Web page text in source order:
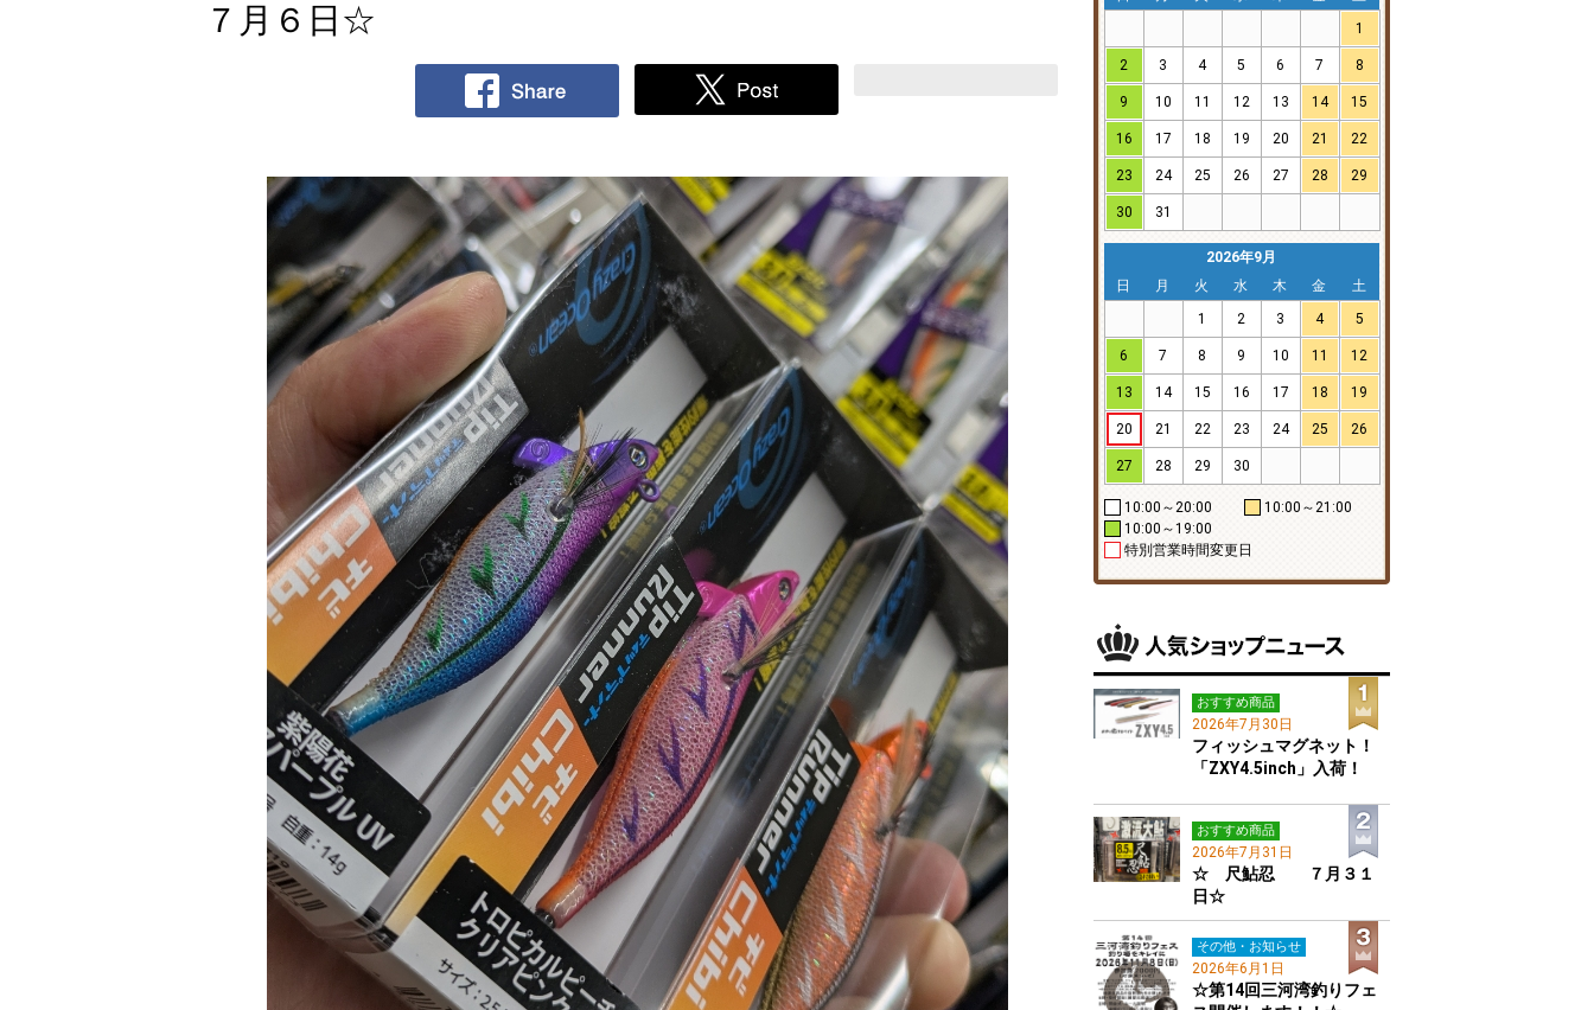
７月６日☆
1
2 3 4 5 6 7 8
9 10 11 12 13 14 15
16 17 18 19 20 21 22
23 24 25 26 27 28 29
30 31
2026年9月
日
月 火 水 木 金
土
1
2 3 4 5
6 7 8 9 10 11 12
13 14 15 16 17 18 19
20 21 22 23 24 25 26
27 28 29 30
10:00～20:00
10:00～21:00
10:00～19:00
特別営業時間変更日
おすすめ商品
2026年7月30日
フィッシュマグネット！
「ZXY4.5inch」入荷！
おすすめ商品
2026年7月31日
☆ 尺鮎忍 ７月３１
日☆
その他・お知らせ
2026年6月1日
☆第14回三河湾釣りフェ